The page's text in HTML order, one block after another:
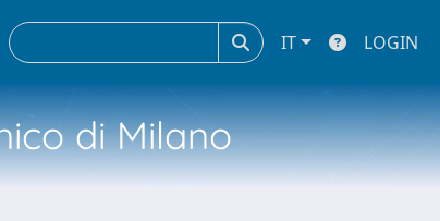
IT LOGIN
di Milano